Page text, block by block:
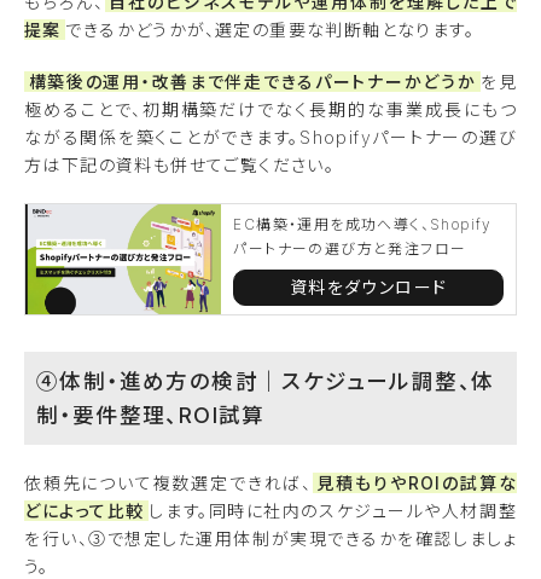
提案 できるかどうかが、選定の重要な判断軸となります。
構築後の運用・改善まで伴走できるパートナーかどうか を見
極めることで、初期構築だけでなく長期的な事業成長にもつ
ながる関係を築くことができます。Shopifyパートナーの選び
方は下記の資料も併せてご覧ください。
EC構築・運用を成功へ導く、Shopify
パートナーの選び方と発注フロー
資料をダウンロード
④体制・進め方の検討｜スケジュール調整、体
制・要件整理、ROI試算
依頼先について複数選定できれば、 見積もりやROIの試算な
どによって比較 します。同時に社内のスケジュールや人材調整
を行い、③で想定した運用体制が実現できるかを確認しましょ
う。